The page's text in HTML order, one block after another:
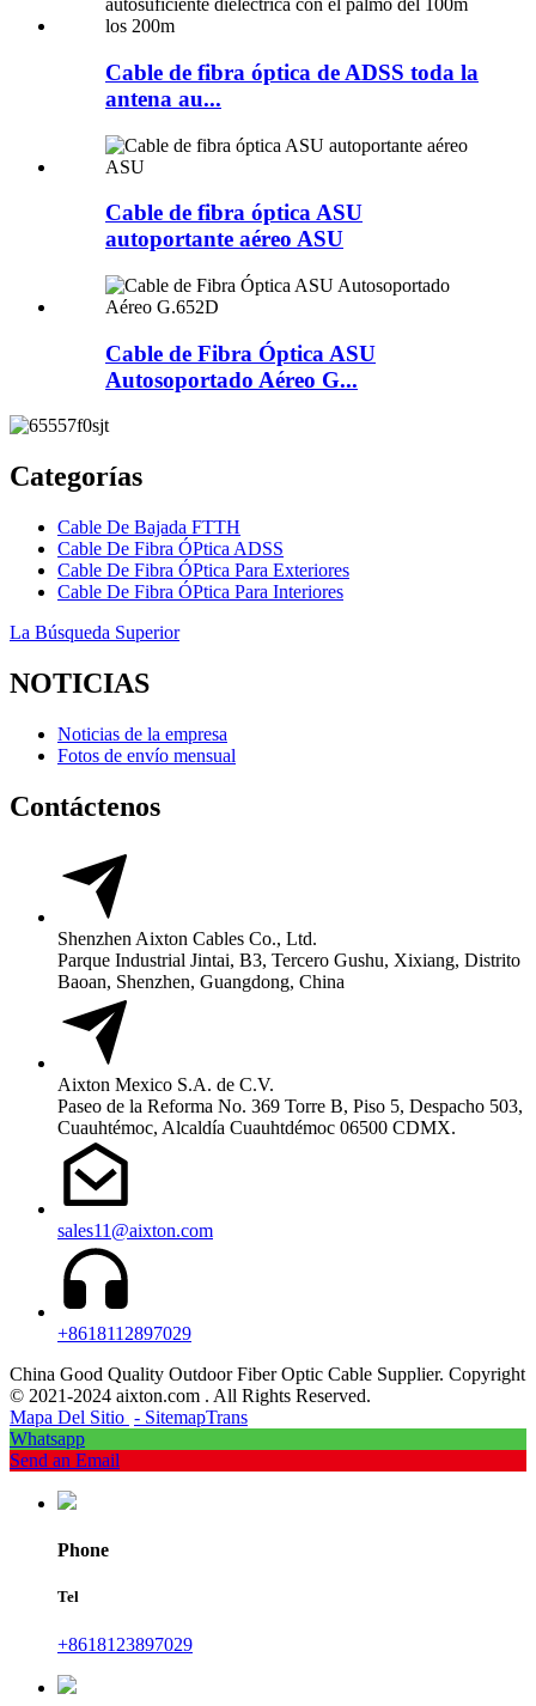
Cable de fibra óptica de ADSS toda la
antena au...
Cable de fibra óptica ASU
autoportante aéreo ASU
Cable de Fibra Óptica ASU
Autosoportado Aéreo G...
Categorías
Cable De Bajada FTTH
Cable De Fibra ÓPtica ADSS
Cable De Fibra ÓPtica Para Exteriores
Cable De Fibra ÓPtica Para Interiores
La Búsqueda Superior
NOTICIAS
Noticias de la empresa
Fotos de envío mensual
Contáctenos
Shenzhen Aixton Cables Co., Ltd.
Parque Industrial Jintai, B3, Tercero Gushu, Xixiang, Distrito
Baoan, Shenzhen, Guangdong, China
Aixton Mexico S.A. de C.V.
Paseo de la Reforma No. 369 Torre B, Piso 5, Despacho 503,
Cuauhtémoc, Alcaldía Cuauhtdémoc 06500 CDMX.
sales11@aixton.com
+8618112897029
China Good Quality Outdoor Fiber Optic Cable Supplier. Copyright
© 2021-2024 aixton.com . All Rights Reserved.
Mapa Del Sitio - SitemapTrans
Whatsapp
Send an Email
Phone
Tel
+8618123897029